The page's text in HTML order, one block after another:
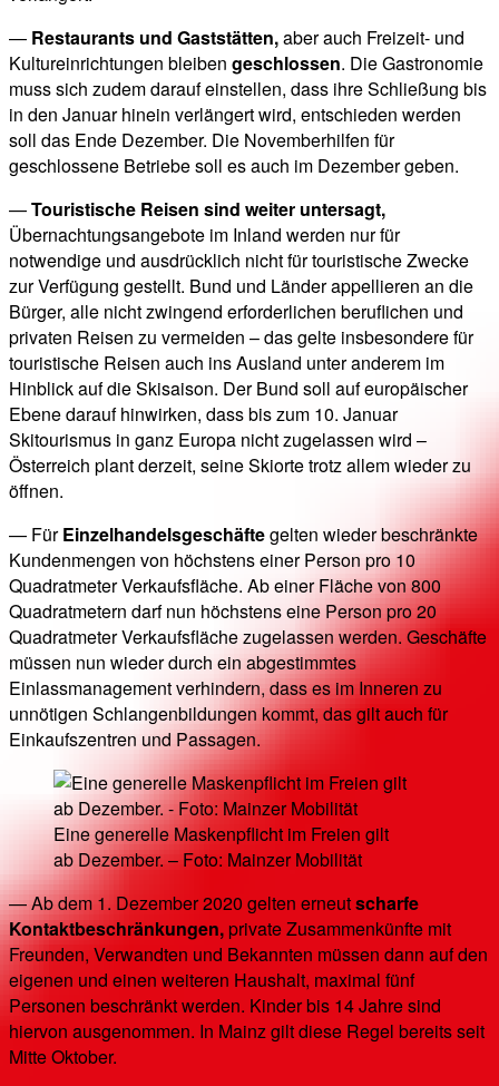
— Restaurants und Gaststätten,aber auch Freizeit- und
Kultureinrichtungen bleiben geschlossen. Die Gastronomie
muss sich zudem darauf einstellen, dass ihre Schließung bis
in den Januar hinein verlängert wird, entschieden werden
soll das Ende Dezember. Die Novemberhilfen für
geschlossene Betriebe soll es auch im Dezember geben.
—Touristische Reisen sind weiter untersagt,
Übernachtungsangebote im Inland werden nur für
notwendige und ausdrücklich nicht für touristische Zwecke
zur Verfügung gestellt. Bund und Länder appellieren an die
Bürger, alle nicht zwingend erforderlichen beruflichen und
privaten Reisen zu vermeiden – das gelte insbesondere für
touristische Reisen auch ins Ausland unter anderem im
Hinblick auf die Skisaison. Der Bund soll auf europäischer
Ebene darauf hinwirken, dass bis zum 10. Januar
Skitourismus in ganz Europa nicht zugelassen wird –
Österreich plant derzeit, seine Skiorte trotz allem wieder zu
öffnen.
— FürEinzelhandelsgeschäftegelten wieder beschränkte
Kundenmengen von höchstens einer Person pro 10
Quadratmeter Verkaufsfläche. Ab einer Fläche von 800
Quadratmetern darf nun höchstens eine Person pro 20
Quadratmeter Verkaufsfläche zugelassen werden. Geschäfte
müssen nun wieder durch ein abgestimmtes
Einlassmanagement verhindern, dass es im Inneren zu
unnötigen Schlangenbildungen kommt, das gilt auch für
Einkaufszentren und Passagen.
Eine generelle Maskenpflicht im Freien gilt
ab Dezember. – Foto: Mainzer Mobilität
— Ab dem 1. Dezember 2020 gelten erneutscharfe
Kontaktbeschränkungen,private Zusammenkünfte mit
Freunden, Verwandten und Bekannten müssen dann auf den
eigenen und einen weiteren Haushalt, maximal fünf
Personen beschränkt werden. Kinder bis 14 Jahre sind
hiervon ausgenommen. In Mainz gilt diese Regel bereits seit
Mitte Oktober.